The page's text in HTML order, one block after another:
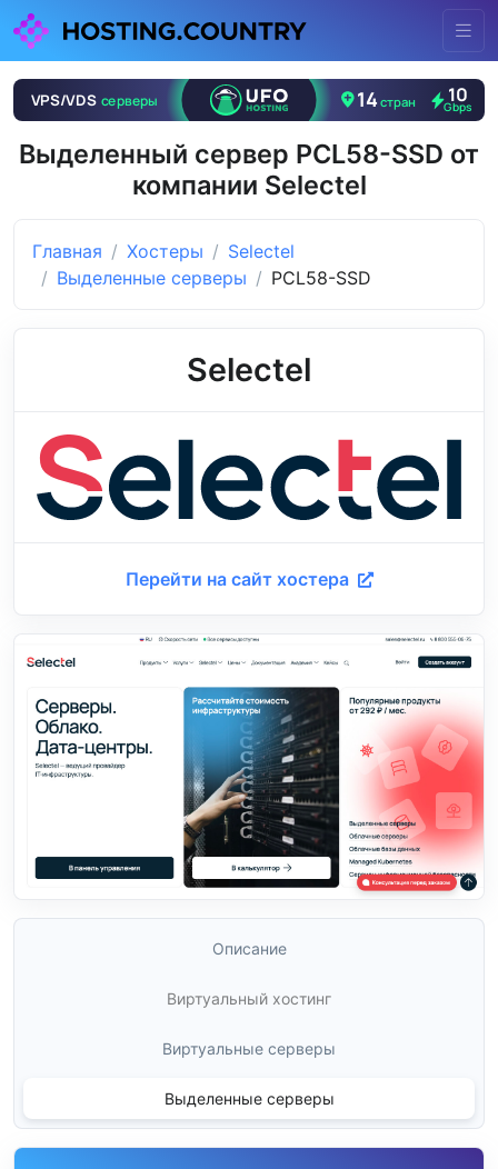
Выделенный сервер PCL58-SSD от
компании Selectel
Главная Хостеры
Selectel
Выделенные серверы
PCL58-SSD
Selectel
Перейти на сайт хостера
Описание
Виртуальный хостинг
Виртуальные серверы
Выделенные серверы